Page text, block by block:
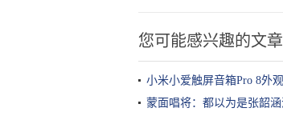
您可能感兴趣的文章
小米小爱触屏音箱Pro 8外
蒙面唱将：都以为是张韶